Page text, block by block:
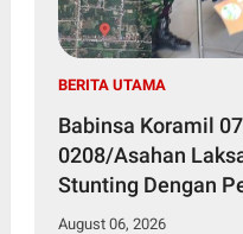
BERITA UTAMA
Babinsa Koramil
0208/Asahan
Stunting Dengan
Puskesmas
August 06, 2026